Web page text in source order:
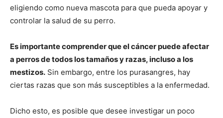
eligiendo como nueva mascota para que pueda apoyar y
controlar la salud de su perro.
Es importante comprender que el cáncer puede afectar
a perros de todos los tamaños y razas, incluso a los
mestizos. Sin embargo, entre los purasangres, hay
ciertas razas que son más susceptibles a la enfermedad.
Dicho esto, es posible que desee investigar un poco